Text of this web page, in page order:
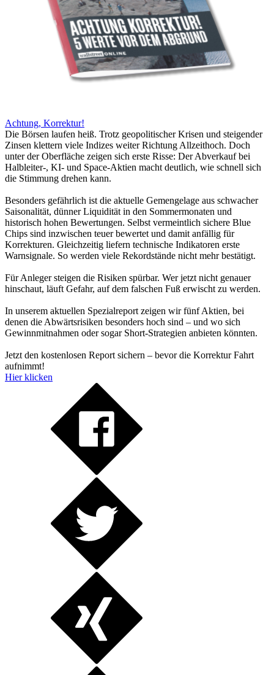
Achtung, Korrektur!
Die Börsen laufen heiß. Trotz geopolitischer Krisen und steigender
Zinsen klettern viele Indizes weiter Richtung Allzeithoch. Doch
unter der Oberfläche zeigen sich erste Risse: Der Abverkauf bei
Halbleiter-, KI- und Space-Aktien macht deutlich, wie schnell sich
die Stimmung drehen kann.
Besonders gefährlich ist die aktuelle Gemengelage aus schwacher
Saisonalität, dünner Liquidität in den Sommermonaten und
historisch hohen Bewertungen. Selbst vermeintlich sichere Blue
Chips sind inzwischen teuer bewertet und damit anfällig für
Korrekturen. Gleichzeitig liefern technische Indikatoren erste
Warnsignale. So werden viele Rekordstände nicht mehr bestätigt.
Für Anleger steigen die Risiken spürbar. Wer jetzt nicht genauer
hinschaut, läuft Gefahr, auf dem falschen Fuß erwischt zu werden.
In unserem aktuellen Spezialreport zeigen wir fünf Aktien, bei
denen die Abwärtsrisiken besonders hoch sind – und wo sich
Gewinnmitnahmen oder sogar Short-Strategien anbieten könnten.
Jetzt den kostenlosen Report sichern – bevor die Korrektur Fahrt
aufnimmt!
Hier klicken